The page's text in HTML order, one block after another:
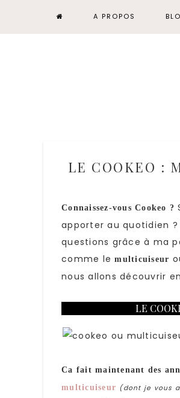
A PROPOS
LE COOKEO :
Connaissez-vous Cookeo ?
apporter au quotidien
questions grâce à ma
comme lemulticuiseur
nous allons découvrir
LE
Ca fait maintenant des
multicuiseur (dont je vous